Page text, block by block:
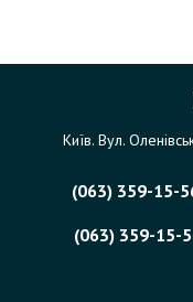
Київ. Вул.
(063) 359-15-
(063) 359-15-